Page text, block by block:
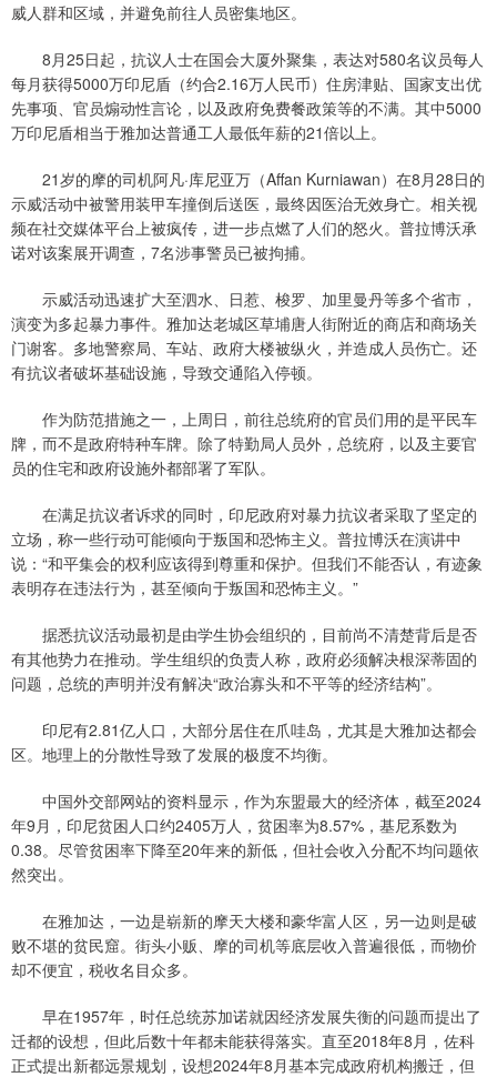
威人群和区域，并避免前往人员密集地区。
8月25日起，抗议人士在国会大厦外聚集，表达对580名议员每人
每月获得5000万印尼盾（约合2.16万人民币）住房津贴、国家支出优
先事项、官员煽动性言论，以及政府免费餐政策等的不满。其中5000
万印尼盾相当于雅加达普通工人最低年薪的21倍以上。
21岁的摩的司机阿凡·库尼亚万（Affan Kurniawan）在8月28日的
示威活动中被警用装甲车撞倒后送医，最终因医治无效身亡。相关视
频在社交媒体平台上被疯传，进一步点燃了人们的怒火。普拉博沃承
诺对该案展开调查，7名涉事警员已被拘捕。
示威活动迅速扩大至泗水、日惹、梭罗、加里曼丹等多个省市，
演变为多起暴力事件。雅加达老城区草埔唐人街附近的商店和商场关
门谢客。多地警察局、车站、政府大楼被纵火，并造成人员伤亡。还
有抗议者破坏基础设施，导致交通陷入停顿。
作为防范措施之一，上周日，前往总统府的官员们用的是平民车
牌，而不是政府特种车牌。除了特勤局人员外，总统府，以及主要官
员的住宅和政府设施外都部署了军队。
在满足抗议者诉求的同时，印尼政府对暴力抗议者采取了坚定的
立场，称一些行动可能倾向于叛国和恐怖主义。普拉博沃在演讲中
说：“和平集会的权利应该得到尊重和保护。但我们不能否认，有迹象
表明存在违法行为，甚至倾向于叛国和恐怖主义。”
据悉抗议活动最初是由学生协会组织的，目前尚不清楚背后是否
有其他势力在推动。学生组织的负责人称，政府必须解决根深蒂固的
问题，总统的声明并没有解决“政治寡头和不平等的经济结构”。
印尼有2.81亿人口，大部分居住在爪哇岛，尤其是大雅加达都会
区。地理上的分散性导致了发展的极度不均衡。
中国外交部网站的资料显示，作为东盟最大的经济体，截至2024
年9月，印尼贫困人口约2405万人，贫困率为8.57%，基尼系数为
0.38。尽管贫困率下降至20年来的新低，但社会收入分配不均问题依
然突出。
在雅加达，一边是崭新的摩天大楼和豪华富人区，另一边则是破
败不堪的贫民窟。街头小贩、摩的司机等底层收入普遍很低，而物价
却不便宜，税收名目众多。
早在1957年，时任总统苏加诺就因经济发展失衡的问题而提出了
迁都的设想，但此后数十年都未能获得落实。直至2018年8月，佐科
正式提出新都远景规划，设想2024年8月基本完成政府机构搬迁，但